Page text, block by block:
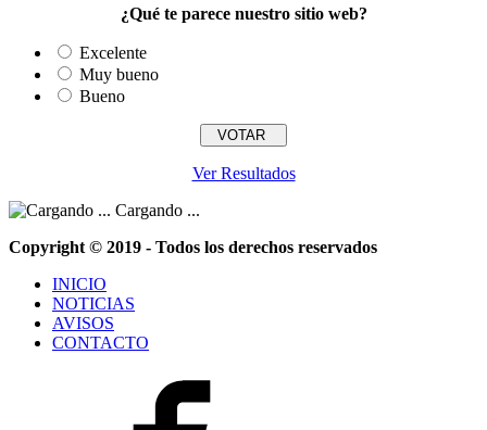
¿Qué te parece nuestro sitio web?
Excelente
Muy bueno
Bueno
Ver Resultados
Cargando ...
Copyright © 2019 - Todos los derechos reservados
INICIO
NOTICIAS
AVISOS
CONTACTO